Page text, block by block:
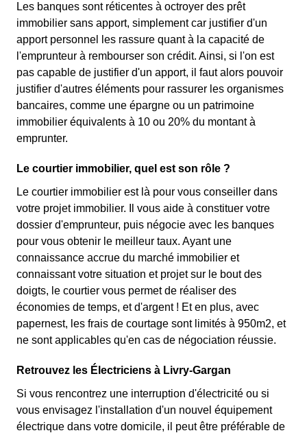
Les banques sont réticentes à octroyer des prêt
immobilier sans apport, simplement car justifier d'un
apport personnel les rassure quant à la capacité de
l'emprunteur à rembourser son crédit. Ainsi, si l'on est
pas capable de justifier d'un apport, il faut alors pouvoir
justifier d'autres éléments pour rassurer les organismes
bancaires, comme une épargne ou un patrimoine
immobilier équivalents à 10 ou 20% du montant à
emprunter.
Le courtier immobilier, quel est son rôle ?
Le courtier immobilier est là pour vous conseiller dans
votre projet immobilier. Il vous aide à constituer votre
dossier d'emprunteur, puis négocie avec les banques
pour vous obtenir le meilleur taux. Ayant une
connaissance accrue du marché immobilier et
connaissant votre situation et projet sur le bout des
doigts, le courtier vous permet de réaliser des
économies de temps, et d'argent ! Et en plus, avec
papernest, les frais de courtage sont limités à 950m2, et
ne sont applicables qu'en cas de négociation réussie.
Retrouvez les Électriciens à Livry-Gargan
Si vous rencontrez une interruption d'électricité ou si
vous envisagez l'installation d'un nouvel équipement
électrique dans votre domicile, il peut être préférable de